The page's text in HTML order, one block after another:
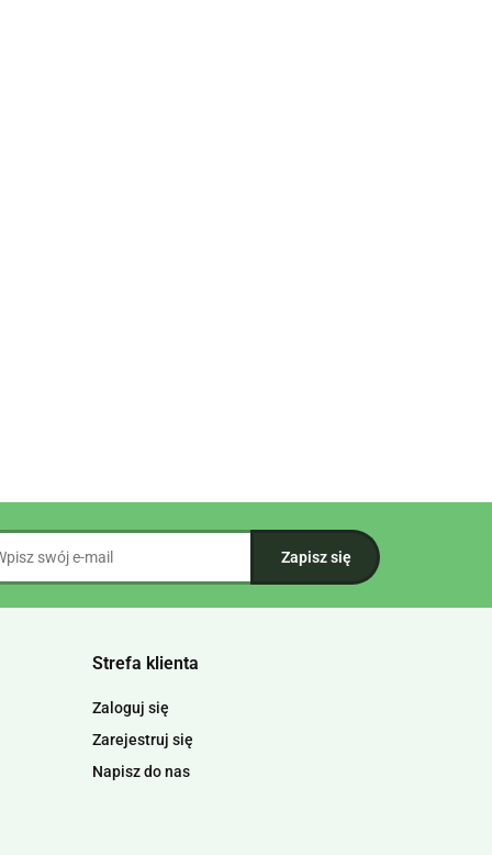
Strefa klienta
Zaloguj się
Zarejestruj się
Napisz do nas